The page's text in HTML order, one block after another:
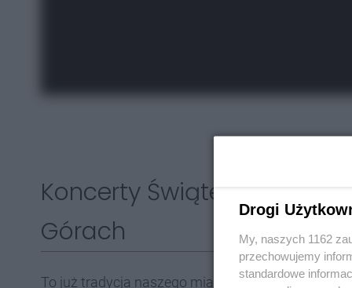
Koncerty Świąteczno-
Górach
To już tradycja naszego miasta. W tym roku
Drogi
My, naszych 1162
przechowujemy
standardowe